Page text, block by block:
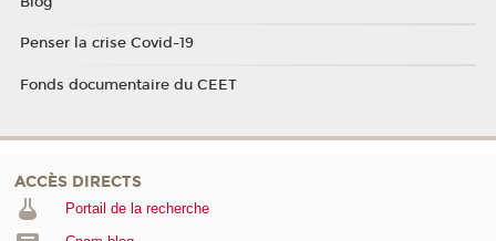
Penser la crise Covid-19
Fonds documentaire du CEET
ACCÈS DIRECTS
Portail de la recherche